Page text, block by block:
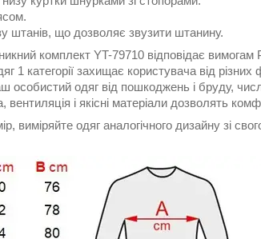
штанів, що дозволяє звузити штанину.
комплект YT-79710 відповідає
1 категорії захищає користувача від
особистий одяг від пошкоджень і бруду,
вентиляція і якісні матеріали дозволять
виміряйте одяг аналогічного дизайну зі